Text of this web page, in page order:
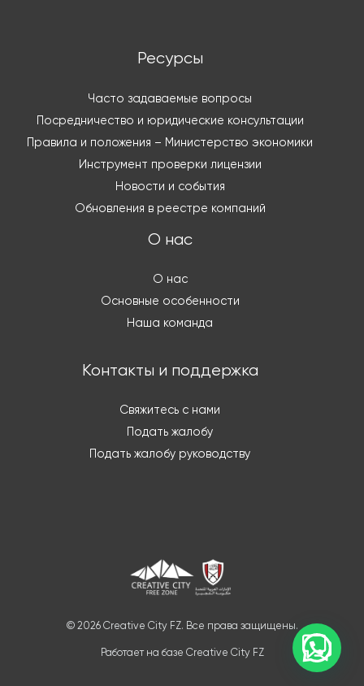
Ресурсы
Часто задаваемые вопросы
Посредничество и юридические консультации
Правила и положения – Министерство экономики
Инструмент проверки лицензии
Новости и события
Обновления в реестре компаний
О нас
О нас
Основные особенности
Наша команда
Контакты и поддержка
Свяжитесь с нами
Подать жалобу
Подать жалобу руководству
© 2026 Creative City FZ. Все права защищены.
Работает на базе Creative City FZ